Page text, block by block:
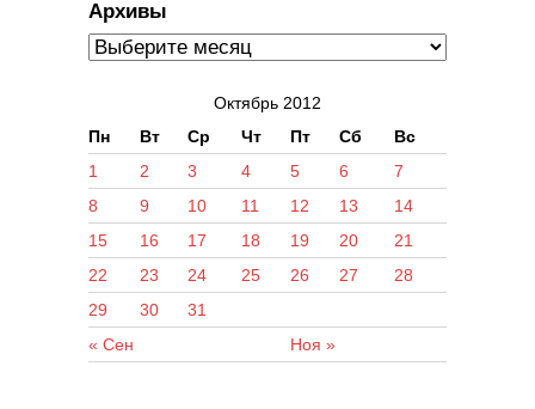
Архивы
Октябрь 2012
Пн
Вт Ср Чт Пт Сб Вс
« Сен Ноя »
1 2 3 4 5 6
7
8
9 10 11 12 13
14
15
16 17 18 19 20
21
22
23 24 25 26 27
28
29
30 31